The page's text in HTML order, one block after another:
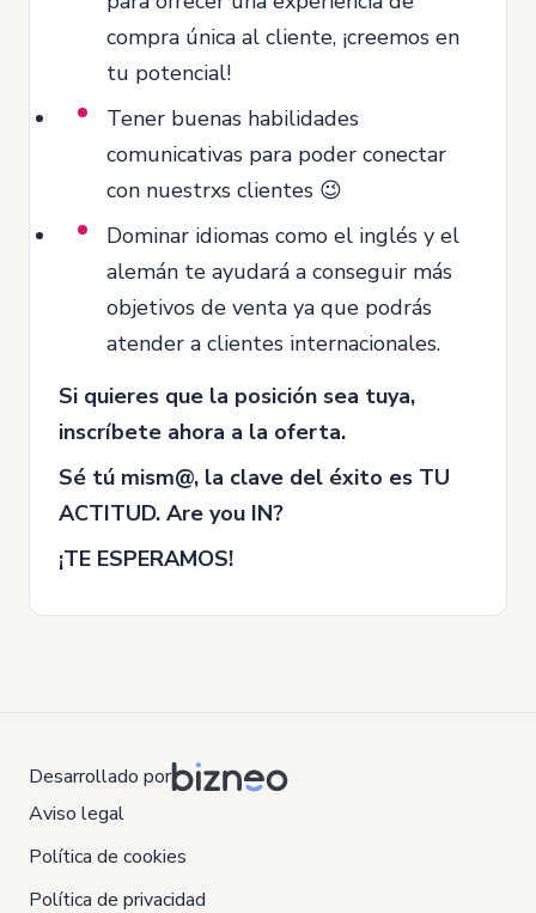
compra única al cliente, ¡creemos en
tu potencial!
Tener buenas habilidades
comunicativas para poder conectar
con nuestrxs clientes 😉
Dominar idiomas como el inglés y el
alemán te ayudará a conseguir más
objetivos de venta ya que podrás
atender a clientes internacionales.
Si quieres que la posición sea tuya,
inscríbete ahora a la oferta.
Sé tú mism@, la clave del éxito es TU
ACTITUD. Are you IN?
¡TE ESPERAMOS!
Desarrollado por
Aviso legal
Política de cookies
Política de privacidad